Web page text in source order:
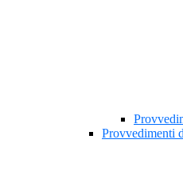
Provvedimenti